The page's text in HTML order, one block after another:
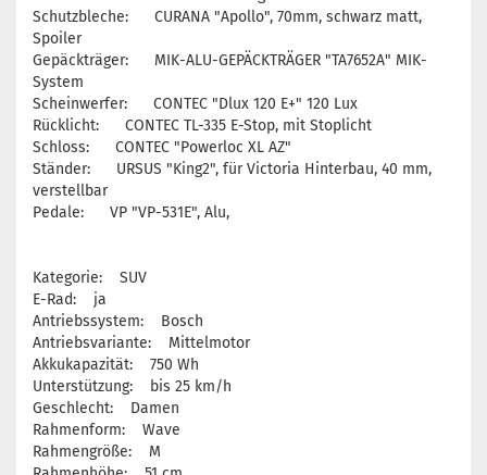
Schutzbleche: CURANA "Apollo", 70mm, schwarz matt,
Spoiler
Gepäckträger: MIK-ALU-GEPÄCKTRÄGER "TA7652A" MIK-
System
Scheinwerfer: CONTEC "Dlux 120 E+" 120 Lux
Rücklicht: CONTEC TL-335 E-Stop, mit Stoplicht
Schloss: CONTEC "Powerloc XL AZ"
Ständer: URSUS "King2", für Victoria Hinterbau, 40 mm,
verstellbar
Pedale: VP "VP-531E", Alu,
Kategorie: SUV
E-Rad: ja
Antriebssystem: Bosch
Antriebsvariante: Mittelmotor
Akkukapazität: 750 Wh
Unterstützung: bis 25 km/h
Geschlecht: Damen
Rahmenform: Wave
Rahmengröße: M